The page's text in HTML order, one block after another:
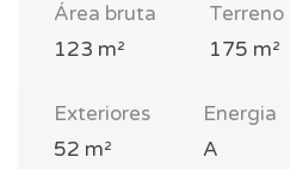
Área bruta
123 m²
Terreno
175 m²
Exteriores
52 m²
Energia
A